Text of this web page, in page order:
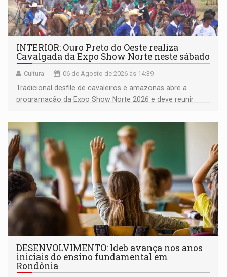
INTERIOR: Ouro Preto do Oeste realiza
Cavalgada da Expo Show Norte neste sábado
Cultura 06 de Agosto de 2026 às 14:39
Tradicional desfile de cavaleiros e amazonas abre a
programação da Expo Show Norte 2026 e deve reunir
DESENVOLVIMENTO: Ideb avança nos anos
iniciais do ensino fundamental em
Rondônia